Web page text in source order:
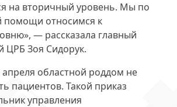
на вторичный уровень. Мы по
помощи относимся к
— рассказала главный
ЦРБ Зоя Сидорук.
областной роддом не
пациентов. Такой приказ
управления